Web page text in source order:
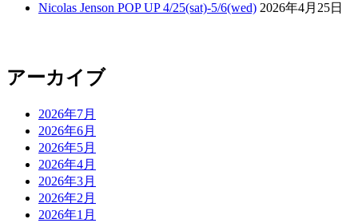
Nicolas Jenson POP UP 4/25(sat)-5/6(wed) 2026年4月25日
アーカイブ
2026年7月
2026年6月
2026年5月
2026年4月
2026年3月
2026年2月
2026年1月